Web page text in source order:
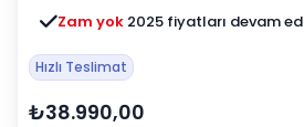
Zam yok 2025 fiyatları devam
Hızlı Teslimat
₺38.990,00